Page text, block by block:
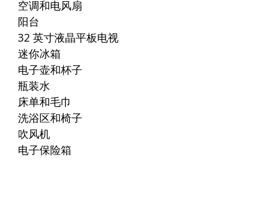
空调和电风扇
阳台
32 英寸液晶平板电视
迷你冰箱
电子壶和杯子
瓶装水
床单和毛巾
洗浴区和椅子
吹风机
电子保险箱